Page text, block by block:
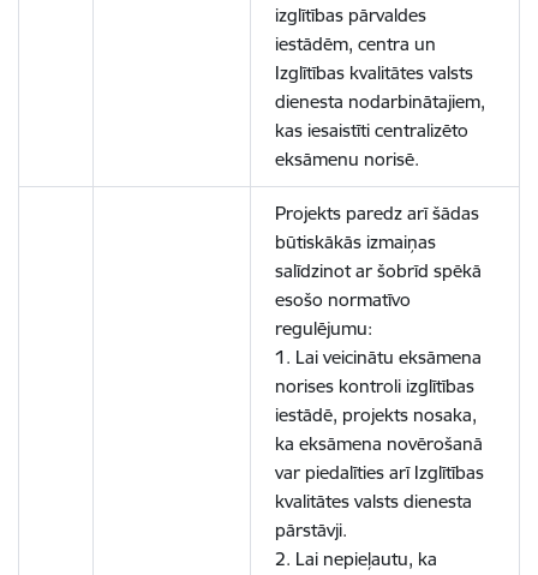
izglītības pārvaldes
iestādēm, centra un
Izglītības kvalitātes valsts
dienesta nodarbinātajiem,
kas iesaistīti centralizēto
eksāmenu norisē.
Projekts paredz arī šādas
būtiskākās izmaiņas
salīdzinot ar šobrīd spēkā
esošo normatīvo
regulējumu:
1. Lai veicinātu eksāmena
norises kontroli izglītības
iestādē, projekts nosaka,
ka eksāmena novērošanā
var piedalīties arī Izglītības
kvalitātes valsts dienesta
pārstāvji.
2. Lai nepieļautu, ka